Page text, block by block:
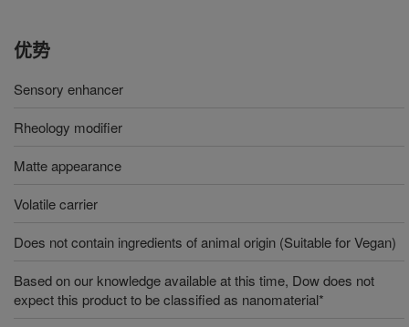
优势
Sensory enhancer
Rheology modifier
Matte appearance
Volatile carrier
Does not contain ingredients of animal origin (Suitable for Vegan)
Based on our knowledge available at this time, Dow does not
expect this product to be classified as nanomaterial*